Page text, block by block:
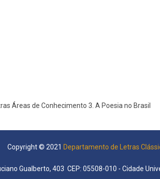
Áreas de Conhecimento 3. A Poesia no Brasil
Copyright © 2021 Departamento de Letras
Gualberto, 403 CEP: 05508-010 - Cidade